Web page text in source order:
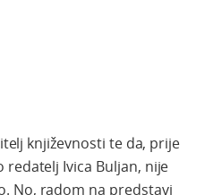
književnosti te da, prije
Ivica Buljan, nije
No, radom na predstavi